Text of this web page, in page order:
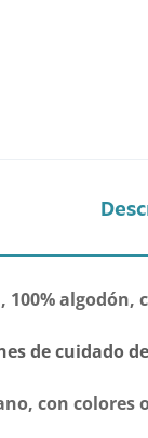
100%
de cuidado
con colores